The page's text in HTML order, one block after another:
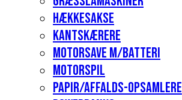
Hækkesakse
Kantskærere
Motorsave m/batteri
Motorspil
Papir/affalds-opsamlere